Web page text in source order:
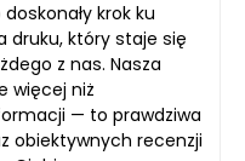
krok ku
druku, który staje się
z nas. Nasza
więcej niż
— to prawdziwa
obiektywnych recenzji